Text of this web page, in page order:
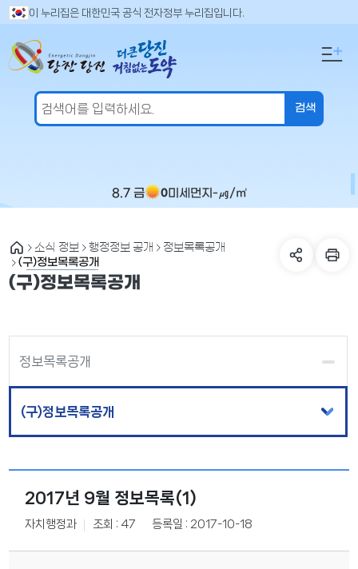
이 누리집은 대한민국 공식 전자정부 누리집입니다.
8.7 금 0미세먼지 -㎍/㎥
검
어
입
소식 정보 행정정보 공개 정보목록공개
(구)정보목록공개
(구)정보목록공개
정보목록공개
(구)정보목록공개
2017년 9월 정보목록(1)
자치행정과 조회 : 47 등록일 : 2017-10-18
만
도
의
세